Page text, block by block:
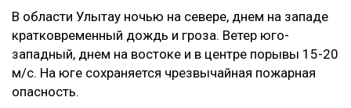
В области Улытау ночью на севере, днем на западе
кратковременный дождь и гроза. Ветер юго-
западный, днем на востоке и в центре порывы 15-20
м/с. На юге сохраняется чрезвычайная пожарная
опасность.